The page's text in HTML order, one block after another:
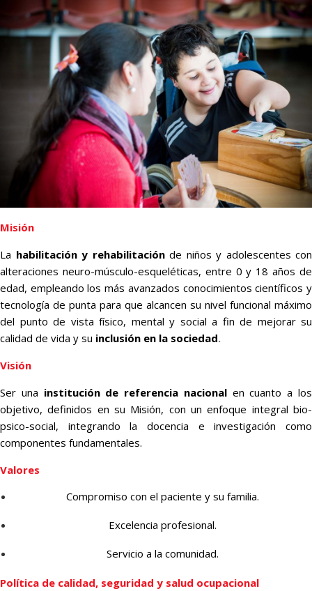
Misión
La habilitación y rehabilitaciónde niños y adolescentes con
alteraciones neuro-músculo-esqueléticas, entre 0 y 18 años de
edad, empleando los más avanzados conocimientos científicos y
tecnología de punta para que alcancen su nivel funcional máximo
del punto de vista físico, mental y social a fin de mejorar su
calidad de vida y su inclusión en la sociedad.
Visión
Ser una institución de referencia nacionalen cuanto a los
objetivo, definidos en su Misión, con un enfoque integral bio-
psico-social, integrando la docencia e investigación como
componentes fundamentales.
Valores
Compromiso con el paciente y su familia.
Excelencia profesional.
Servicio a la comunidad.
Política de calidad, seguridad y salud ocupacional